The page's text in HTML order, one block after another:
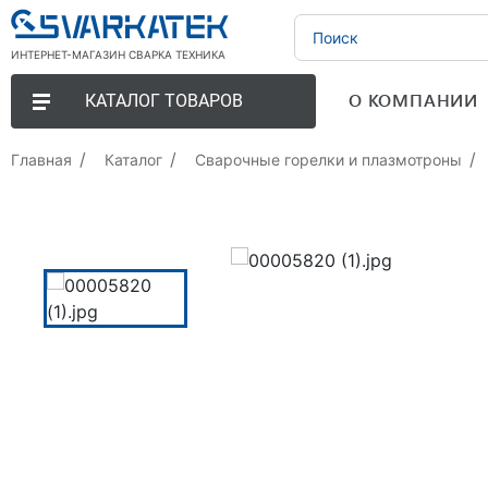
ИНТЕРНЕТ-МАГАЗИН СВАРКА ТЕХНИКА
КАТАЛОГ ТОВАРОВ О КОМПАНИИ
Главная Каталог Сварочные горелки и плазмотроны